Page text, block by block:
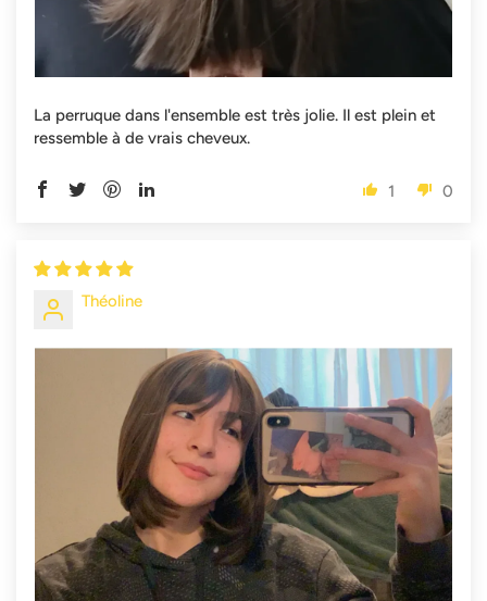
La perruque dans l'ensemble est très jolie. Il est plein et
ressemble à de vrais cheveux.
1 0
Théoline